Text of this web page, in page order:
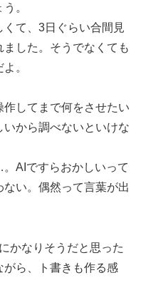
。
て、3日ぐらい合間見
した。そうでなくても
。
してまで何をさせたい
から調べないといけな
AIですらおかしいって
い。偶然って言葉が出
かなりそうだと思った
ら、ト書きも作る感